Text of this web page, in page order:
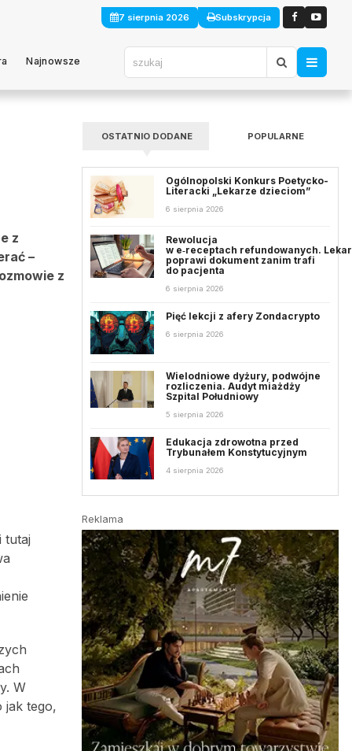
7 sierpnia 2026 Subskrypcja
Najnowsze
z
–
z
tutaj
W
jak tego,
OSTATNIO DODANE POPULARNE
Ogólnopolski Konkurs Poetycko-
Literacki „Lekarze dzieciom”
6 sierpnia 2026
Rewolucja
w e‑receptach refundowanych.
poprawi dokument zanim trafi
do pacjenta
6 sierpnia 2026
Pięć lekcji z afery Zondacrypto
6 sierpnia 2026
Wielodniowe dyżury, podwójne
rozliczenia. Audyt miażdży
Szpital Południowy
5 sierpnia 2026
Edukacja zdrowotna przed
Trybunałem Konstytucyjnym
4 sierpnia 2026
Reklama